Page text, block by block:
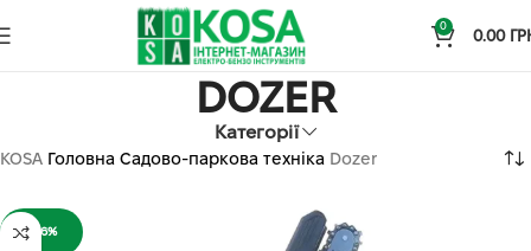
0
0.00
DOZER
Категорії
KOSA Головна Садово-паркова техніка Dozer
-26%